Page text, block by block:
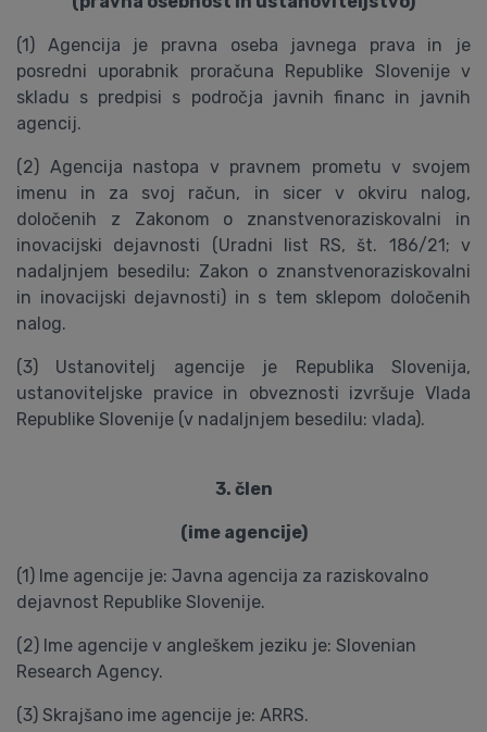
(1) Agencija je pravna oseba javnega prava in je
posredni uporabnik proračuna Republike Slovenije v
skladu s predpisi s področja javnih financ in javnih
agencij.
(2) Agencija nastopa v pravnem prometu v svojem
imenu in za svoj račun, in sicer v okviru nalog,
določenih z Zakonom o znanstvenoraziskovalni in
inovacijski dejavnosti (Uradni list RS, št. 186/21; v
nadaljnjem besedilu: Zakon o znanstvenoraziskovalni
in inovacijski dejavnosti) in s tem sklepom določenih
nalog.
(3) Ustanovitelj agencije je Republika Slovenija,
ustanoviteljske pravice in obveznosti izvršuje Vlada
Republike Slovenije (v nadaljnjem besedilu: vlada).
3. člen
(ime agencije)
(1) Ime agencije je: Javna agencija za raziskovalno
dejavnost Republike Slovenije.
(2) Ime agencije v angleškem jeziku je: Slovenian
Research Agency.
(3) Skrajšano ime agencije je: ARRS.